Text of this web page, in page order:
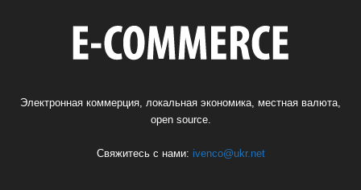
Электронная коммерция, локальная экономика, местная валюта,
open source.
Свяжитесь с нами: ivenco@ukr.net